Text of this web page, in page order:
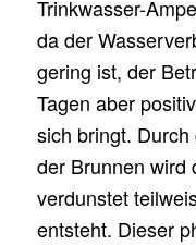
Trinkwasser-
da der
gering ist, der
Tagen aber
sich bringt.
der Brunnen wird
verdunstet
entsteht. Dieser